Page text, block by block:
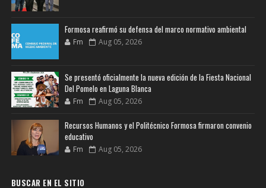
Formosa reafirmó su defensa del marco normativo ambiental
Fm Aug 05, 2026
Se presentó oficialmente la nueva edición de la Fiesta Nacional
Del Pomelo en Laguna Blanca
Fm Aug 05, 2026
Recursos Humanos y el Politécnico Formosa firmaron convenio
educativo
Fm Aug 05, 2026
BUSCAR EN EL SITIO